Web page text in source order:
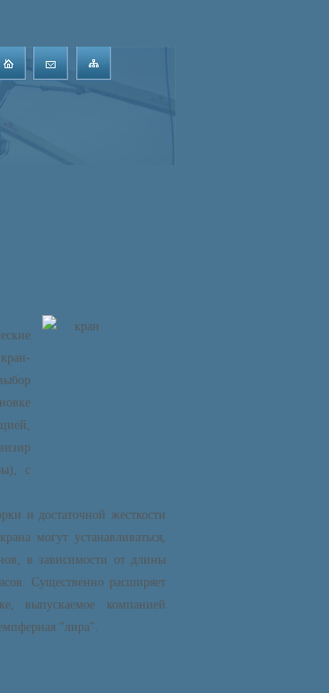
с
и достаточной жесткости
могут устанавливаться,
в зависимости от длины
Существенно расширяет
выпускаемое компанией
"лира".